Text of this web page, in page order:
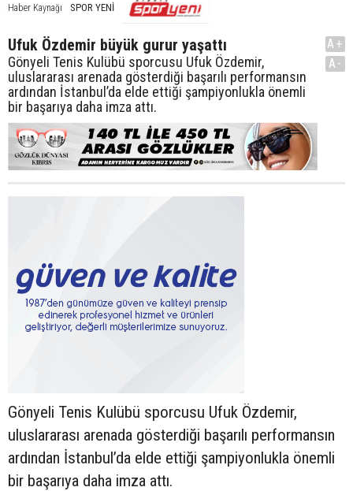
Haber Kaynağı SPOR YENİ
Ufuk Özdemir büyük gurur yaşattı
Gönyeli Tenis Kulübü sporcusu Ufuk Özdemir,
uluslararası arenada gösterdiği başarılı performansın
ardından İstanbul’da elde ettiği şampiyonlukla önemli
bir başarıya daha imza attı.
A+
A-
Gönyeli Tenis Kulübü sporcusu Ufuk Özdemir,
uluslararası arenada gösterdiği başarılı performansın
ardından İstanbul’da elde ettiği şampiyonlukla önemli
bir başarıya daha imza attı.